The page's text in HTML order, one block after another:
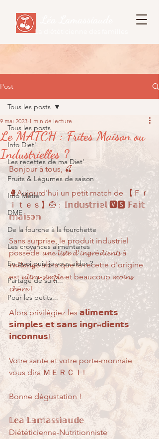
La diététicienne des familles
Post
Tous les posts
Info Diet'
Les recettes de ma Diet'
Fruits & Légumes de saison
Info Métier
DME
De la fourche à la fourchette
Les croyances alimentaires
En quoi puis-je vous aider ?
Partage de suivi...
Pour les petits...
Tous les posts
Le MATCH : Frites Maison ou
Industrielles ?
9 mai 2023 1 min de lecture
Bonjour à tous, 🍒
🥊Aujourd'hui un petit match de 【﻿Ｆｒ
ｉｔｅｓ】🍟 :  𝕀𝕟𝕕𝕦𝕤𝕥𝕣𝕚𝕖𝕝 🆅🆂 𝔽𝕒𝕚𝕥
𝕞𝕒𝕚𝕤𝕠𝕟
Sans surprise, le produit industriel
possède 𝓾𝓷𝓮 𝓵𝓲𝓼𝓽𝓮 𝓭'𝓲𝓷𝓰𝓻é𝓭𝓲𝓮𝓷𝓽𝓼 à
𝓻𝓪𝓵𝓵𝓸𝓷𝓰𝓮 alors que la recette d'origine
est 𝓾𝓵𝓽𝓻𝓪-𝓼𝓲𝓶𝓹𝓵𝓮 et beaucoup 𝓶𝓸𝓲𝓷𝓼
𝓬𝓱è𝓻𝓮 !
Alors privilégiez les 𝗮𝗹𝗶𝗺𝗲𝗻𝘁𝘀
𝘀𝗶𝗺𝗽𝗹𝗲𝘀 𝗲𝘁 𝘀𝗮𝗻𝘀 𝗶𝗻𝗴𝗿é𝗱𝗶𝗲𝗻𝘁𝘀
𝗶𝗻𝗰𝗼𝗻𝗻𝘂𝘀!
Votre santé et votre porte-monnaie
vous dira ＭＥＲＣＩ!
Bonne dégustation !
𝕃𝕖𝕒 𝕃𝕒𝕞𝕒𝕤𝕤𝕚𝕒𝕦𝕕𝕖
Diététicienne-Nutritionniste